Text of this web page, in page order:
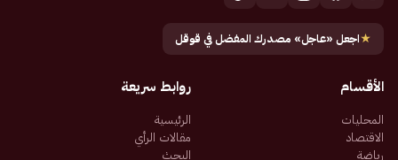
★اجعل «عاجل» مصدرك المفضل في قوقل
الأقسام
المحليات
الاقتصاد
رياضة
روابط سريعة
الرئيسية
مقالات الرأي
البحث